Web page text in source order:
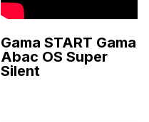
Gama START Gama
Abac OS Super
Silent